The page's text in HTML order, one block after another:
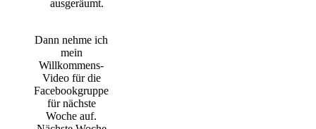
ausgeräumt.
Dann nehme ich
mein
Willkommens-
Video für die
Facebookgruppe
für nächste
Woche auf.